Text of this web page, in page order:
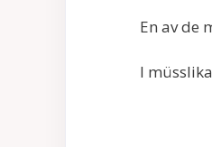
En av de
I